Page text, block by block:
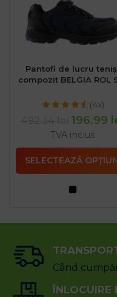
Pantofi de lucru
compozit BELGIA ROL
(4x)
196.99
TVA inclus
SELECTEAZĂ
Când
ÎNLOCUIRE